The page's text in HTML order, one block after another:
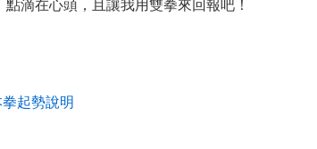
滴在心頭，且讓我用雙拳來回報吧！
起勢說明